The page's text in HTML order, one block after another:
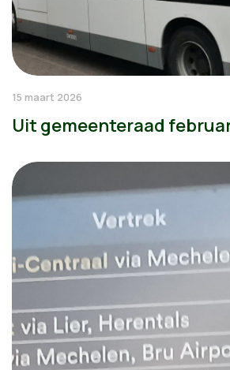
15 maart 2026
Uit gemeenteraad